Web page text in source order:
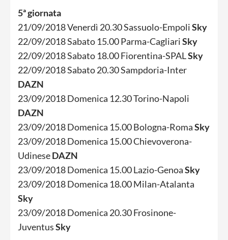
5ª giornata
21/09/2018 Venerdì 20.30 Sassuolo-EmpoliSky
22/09/2018 Sabato 15.00 Parma-CagliariSky
22/09/2018 Sabato 18.00 Fiorentina-SPALSky
22/09/2018 Sabato 20.30 Sampdoria-Inter
DAZN
23/09/2018 Domenica 12.30 Torino-Napoli
DAZN
23/09/2018 Domenica 15.00 Bologna-RomaSky
23/09/2018 Domenica 15.00 Chievoverona-
UdineseDAZN
23/09/2018 Domenica 15.00 Lazio-GenoaSky
23/09/2018 Domenica 18.00 Milan-Atalanta
Sky
23/09/2018 Domenica 20.30 Frosinone-
JuventusSky